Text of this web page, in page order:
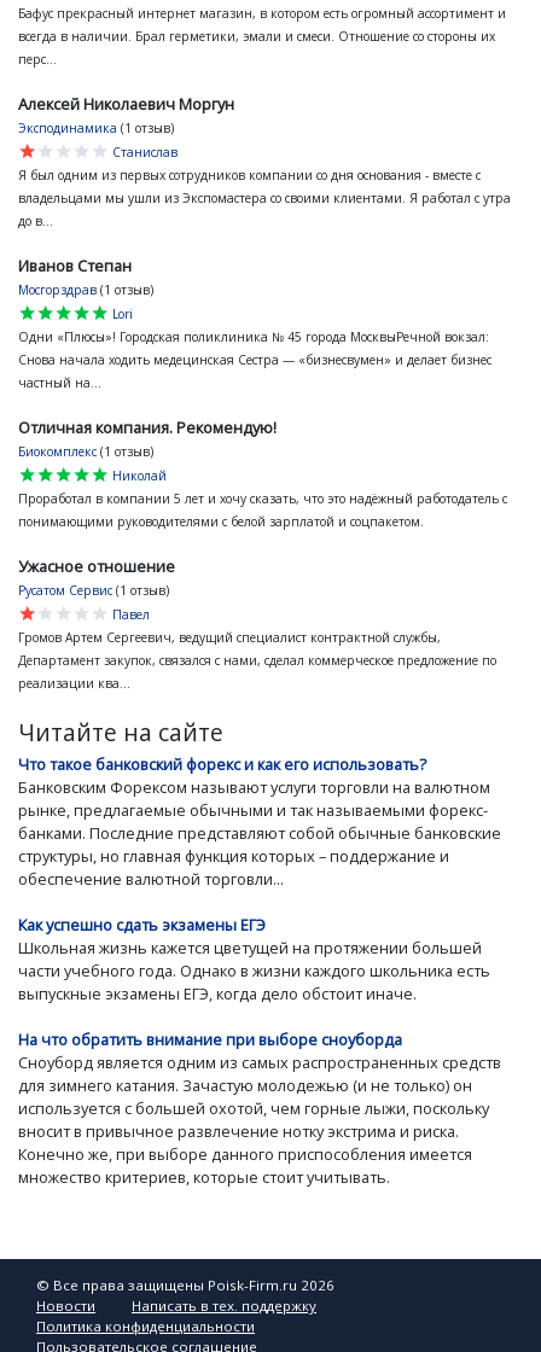
Бафус прекрасный интернет магазин, в котором есть огромный ассортимент и
всегда в наличии. Брал герметики, эмали и смеси. Отношение со стороны их
перс...
Алексей Николаевич Моргун
Эксподинамика (1 отзыв)
star
star
star
star
star
Станислав
Я был одним из первых сотрудников компании со дня основания - вместе с
владельцами мы ушли из Экспомастера со своими клиентами. Я работал с утра
до в...
Иванов Степан
Мосгорздрав (1 отзыв)
star
star
star
star
star
Lori
Одни «Плюсы»! Городская поликлиника № 45 города МосквыРечной вокзал:
Снова начала ходить медецинская Сестра — «бизнесвумен» и делает бизнес
частный на...
Отличная компания. Рекомендую!
Биокомплекс (1 отзыв)
star
star
star
star
star
Николай
Проработал в компании 5 лет и хочу сказать, что это надёжный работодатель с
понимающими руководителями с белой зарплатой и соцпакетом.
Ужасное отношение
Русатом Сервис (1 отзыв)
star
star
star
star
star
Павел
Громов Артем Сергеевич, ведущий специалист контрактной службы,
Департамент закупок, связался с нами, сделал коммерческое предложение по
реализации ква...
Читайте на сайте
Что такое банковский форекс и как его использовать?
Банковским Форексом называют услуги торговли на валютном
рынке, предлагаемые обычными и так называемыми форекс-
банками. Последние представляют собой обычные банковские
структуры, но главная функция которых – поддержание и
обеспечение валютной торговли...
Как успешно сдать экзамены ЕГЭ
Школьная жизнь кажется цветущей на протяжении большей
части учебного года. Однако в жизни каждого школьника есть
выпускные экзамены ЕГЭ, когда дело обстоит иначе.
На что обратить внимание при выборе сноуборда
Сноуборд является одним из самых распространенных средств
для зимнего катания. Зачастую молодежью (и не только) он
используется с большей охотой, чем горные лыжи, поскольку
вносит в привычное развлечение нотку экстрима и риска.
Конечно же, при выборе данного приспособления имеется
множество критериев, которые стоит учитывать.
© Все права защищены Poisk-Firm.ru 2026
Новости
Написать в тех. поддержку
Политика конфиденциальности
Пользовательское соглашение